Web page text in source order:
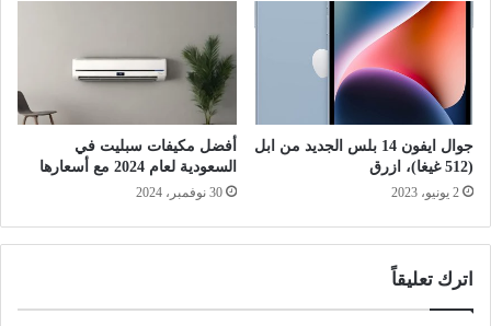
جوال ايفون 14 بلس الجديد من ابل
(512 غيغا)، ازرق
2 يونيو، 2023
أفضل مكيفات سبليت في
السعودية لعام 2024 مع أسعارها
30 نوفمبر، 2024
اترك تعليقاً